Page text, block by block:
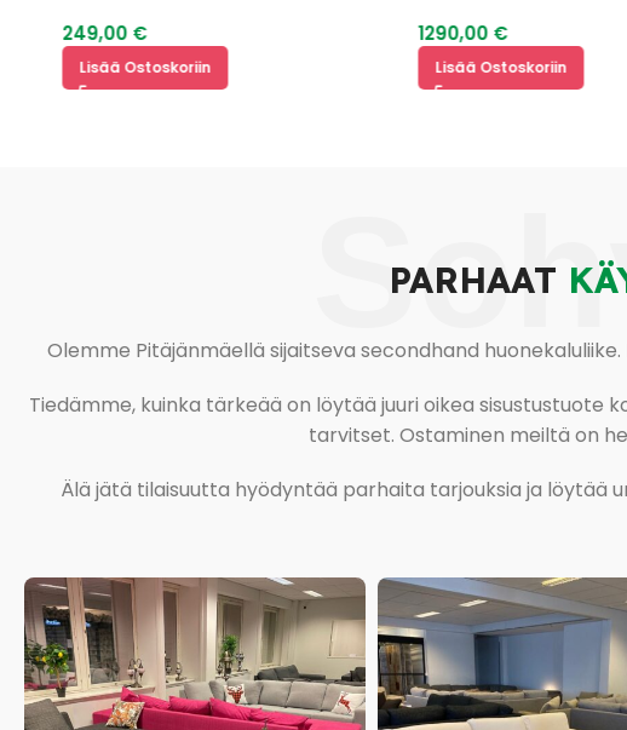
249,00€
Lisää Ostoskoriin
1290,00€
Lisää Ostoskoriin
PARHAAT
Olemme Pitäjänmäellä sijaitseva secondhand
Tiedämme, kuinka tärkeää on löytää juuri oikea sisustustuote
tarvitset. Ostaminen meiltä on
Älä jätä tilaisuutta hyödyntää parhaita tarjouksia ja löytää